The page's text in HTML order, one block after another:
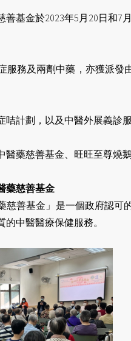
基金於2023年5月20日和
服務及兩劑中藥，亦獲派
計劃，以及中醫外展義診
醫藥慈善基金、旺旺至尊燒
藥慈善基金
慈善基金」是一個政府認
中醫醫療保健服務。